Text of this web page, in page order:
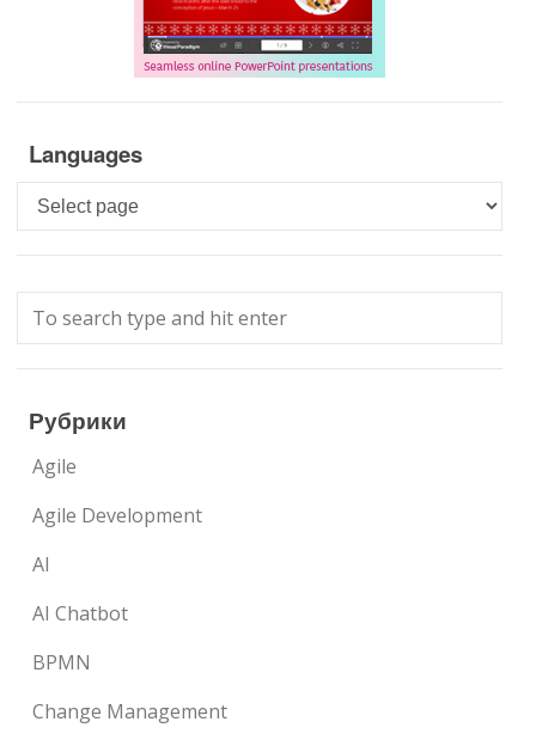
Languages
Languages
Рубрики
Agile
Agile Development
AI
AI Chatbot
BPMN
Change Management